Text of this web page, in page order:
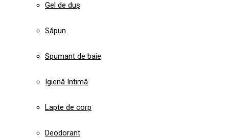
Gel de duș
Săpun
Spumant de baie
Igienă Intimă
Lapte de corp
Deodorant